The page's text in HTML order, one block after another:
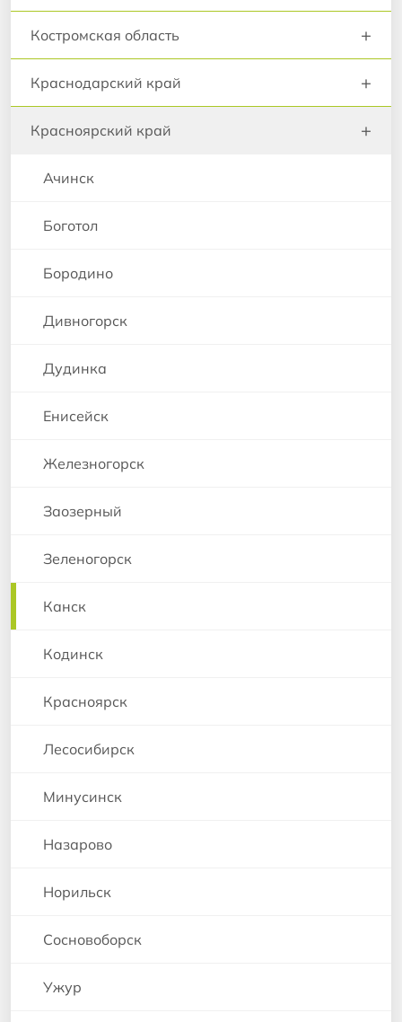
Костромская область +
Краснодарский край +
Красноярский край +
Ачинск
Боготол
Бородино
Дивногорск
Дудинка
Енисейск
Железногорск
Заозерный
Зеленогорск
Канск
Кодинск
Красноярск
Лесосибирск
Минусинск
Назарово
Норильск
Сосновоборск
Ужур